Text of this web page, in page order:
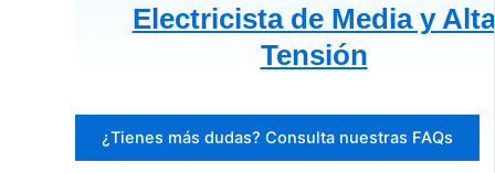
Electricista de Media y Alta
Tensión
¿Tienes más dudas? Consulta nuestras FAQs